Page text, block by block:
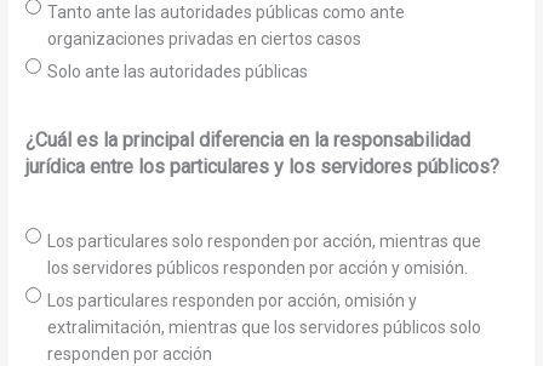
Tanto ante las autoridades públicas como ante
organizaciones privadas en ciertos casos
Solo ante las autoridades públicas
¿Cuál es la principal diferencia en la responsabilidad
jurídica entre los particulares y los servidores públicos?
Los particulares solo responden por acción, mientras que
los servidores públicos responden por acción y omisión.
Los particulares responden por acción, omisión y
extralimitación, mientras que los servidores públicos solo
responden por acción